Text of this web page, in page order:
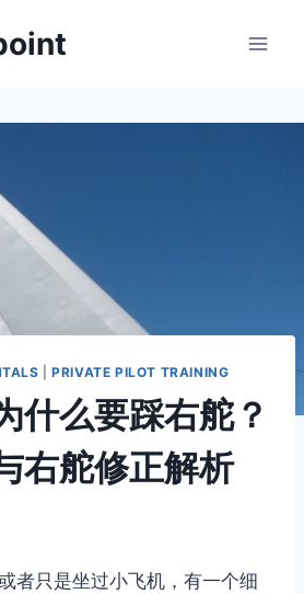
|PRIVATE PILOT TRAINING
什么要踩右舵？
右舵修正解析
者只是坐过小飞机，有一个细